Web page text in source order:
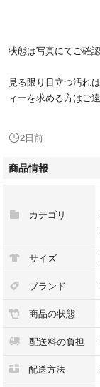
状態は写真にてご確
見る限り目立つ汚れ
ィーを求める方はご
●お手持ちのモニター
す。
#黒 #ブラック #紋
#着物 #振袖 #浴衣
#長襦袢 #袋帯 #イベ
ティーク #正絹 #は
訪問着 #留袖 #色留
成人式 #振袖 #草履 #
2日前
商品情報
カテゴリ
サイズ
ブランド
商品の状態
配送料の負担
配送方法